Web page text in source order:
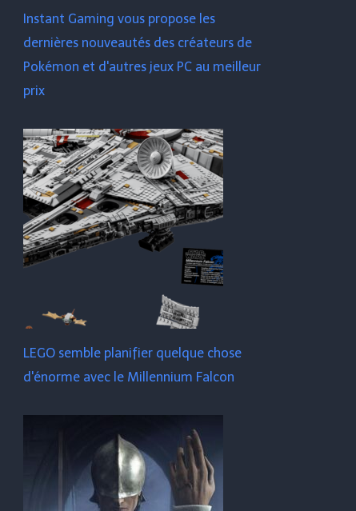
Instant Gaming vous propose les
dernières nouveautés des créateurs de
Pokémon et d'autres jeux PC au meilleur
prix
LEGO semble planifier quelque chose
d'énorme avec le Millennium Falcon